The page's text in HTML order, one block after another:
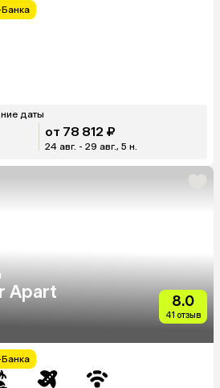
даты
от 78 812 ₽
24 авг. - 29 авг., 5 н.
Apart
8.0
41 отзыв